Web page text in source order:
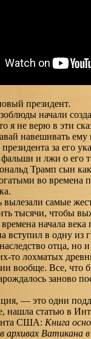
президент.
начали
я не верю в эти
навешивать ему
за его
и лжи о его
Трамп сын
во времена
вылезали самые
тысячи, чтобы
начала века
вступил в одну из
отца,
то лохматых
вообще. Все, что
заново
— это одни
нашла статью в
США: Книга
архивах Ватикана в